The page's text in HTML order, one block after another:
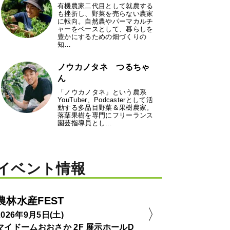
有機農家二代目として就農する
も挫折し、野菜を売らない農家
に転向。自然農やパーマカルチ
ャーをベースとして、暮らしを
豊かにするための畑づくりの
知…
ノウカノタネ つるちゃ
ん
「ノウカノタネ」という農系
YouTuber、Podcasterとして活
動する多品目野菜＆果樹農家。
落葉果樹を専門にフリーランス
園芸指導員とし…
ベント情報
林水産FEST
年9月5日(土)
イドームおおさか 2F 展示ホールD